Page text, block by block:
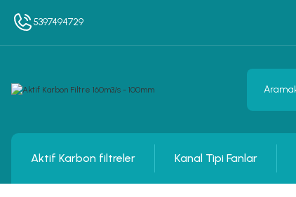
5397494729
Aktif Karbon filtreler Kanal Tipi Fanlar